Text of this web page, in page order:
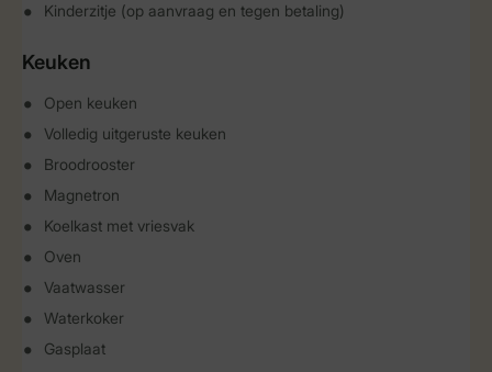
Kinderzitje (op aanvraag en tegen betaling)
Keuken
Open keuken
Volledig uitgeruste keuken
Broodrooster
Magnetron
Koelkast met vriesvak
Oven
Vaatwasser
Waterkoker
Gasplaat